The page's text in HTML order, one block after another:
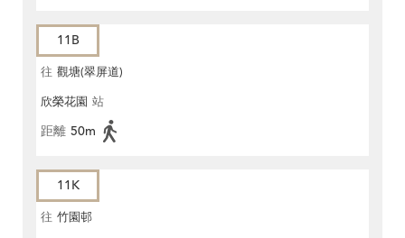
11B
往 觀塘(翠屏道)
欣榮花園 站
距離 50m
11K
往 竹園邨